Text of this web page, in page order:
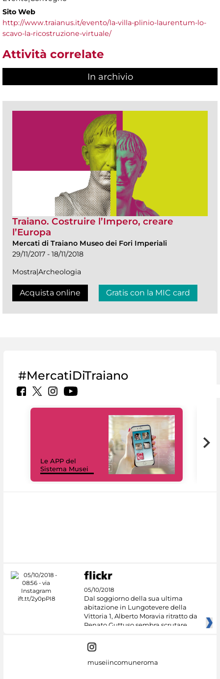
Sito Web
http://www.traianus.it/evento/la-villa-plinio-laurentum-lo-
scavo-la-ricostruzione-virtuale/
Attività correlate
In archivio
Traiano. Costruire l’Impero, creare
l’Europa
Mercati di Traiano Museo dei Fori Imperiali
29/11/2017 - 18/11/2018
Mostra|Archeologia
Acquista online Gratis con la MIC card
#MercatiDiTraiano
Le APP del
Sistema Musei
05/10/2018
Dal soggiorno della sua ultima
abitazione in Lungotevere della
Vittoria 1, Alberto Moravia ritratto da
Renato Guttuso sembra scrutare
museiincomuneroma